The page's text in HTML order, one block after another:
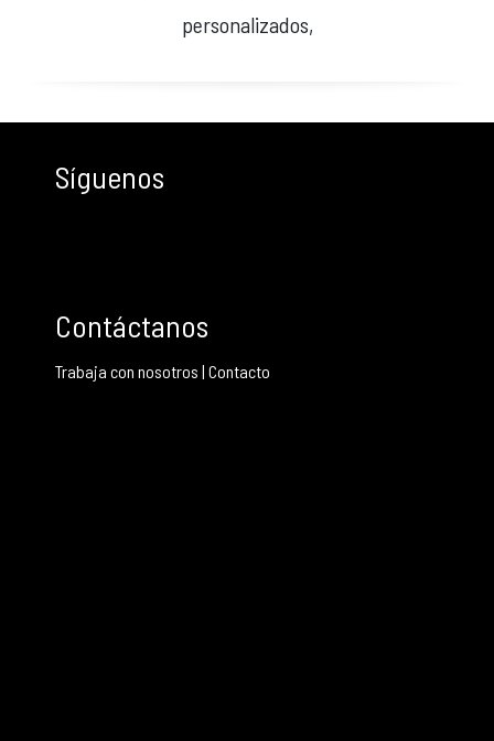
personalizados,
Síguenos
Contáctanos
Trabaja con nosotros | Contacto